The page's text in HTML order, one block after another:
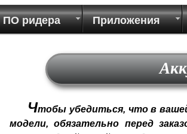
ПО ридера Приложения
Чтобы убедиться, что в
модели, обязательно перед